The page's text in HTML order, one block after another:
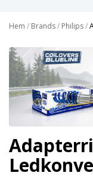
Hem / Brands/ Philips/